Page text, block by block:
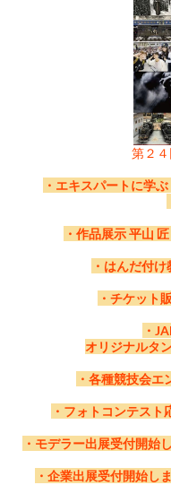
第２４
・エキスパートに学
・作品展示 平山
・はんだ付
・チケット
・
オリジナルタ
・各種競技会エ
・フォトコンテスト
・モデラー出展受付開始
・企業出展受付開始し